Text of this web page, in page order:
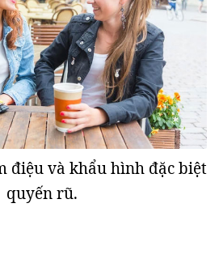
điệu và khẩu hình đặc biệt
quyến rũ.